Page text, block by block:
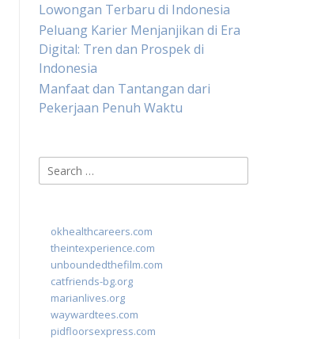
Lowongan Terbaru di Indonesia
Peluang Karier Menjanjikan di Era
Digital: Tren dan Prospek di
Indonesia
Manfaat dan Tantangan dari
Pekerjaan Penuh Waktu
Search
for:
okhealthcareers.com
theintexperience.com
unboundedthefilm.com
catfriends-bg.org
marianlives.org
waywardtees.com
pidfloorsexpress.com